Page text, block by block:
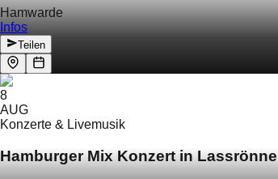
Hamwarde
Infos
Teilen
8
AUG
Konzerte & Livemusik
Hamburger Mix Konzert in Lassrönne